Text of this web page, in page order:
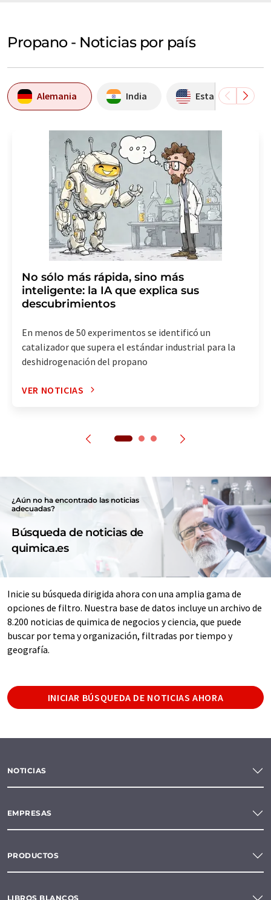
Propano - Noticias por país
Alemania India Estados Unidos
No sólo más rápida, sino más
inteligente: la IA que explica sus
descubrimientos
En menos de 50 experimentos se identificó un
catalizador que supera el estándar industrial para la
deshidrogenación del propano
VER NOTICIAS
¿Aún no ha encontrado las noticias
adecuadas?
Búsqueda de noticias de
quimica.es
Inicie su búsqueda dirigida ahora con una amplia gama de
opciones de filtro. Nuestra base de datos incluye un archivo de
8.200 noticias de quimica de negocios y ciencia, que puede
buscar por tema y organización, filtradas por tiempo y
geografía.
INICIAR BÚSQUEDA DE NOTICIAS AHORA
NOTICIAS
EMPRESAS
PRODUCTOS
LIBROS BLANCOS